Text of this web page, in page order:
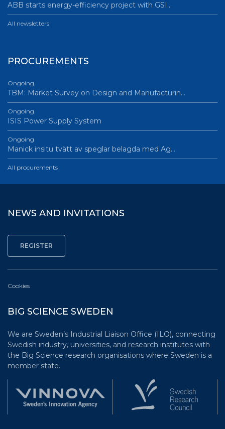
ABB starts energy-efficiency project with GSI…
All newsletters
PROCUREMENTS
Ongoing
TBM: Market Survey on Design and Manufacturin…
Ongoing
ISIS Power Supply System
Ongoing
Manick insitu tvätt av speglar belagda med Ag…
All procurements
NEWS AND INVITATIONS
Cookies
BIG SCIENCE SWEDEN
We are Sweden’s Industrial Liaison Office (ILO), connecting
Swedish industry, universities, and research institutes with
the Big Science research organisations where Sweden is a
member state.